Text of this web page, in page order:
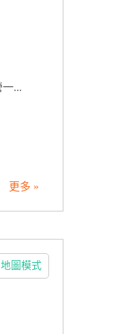
...
更多 »
地圖模式